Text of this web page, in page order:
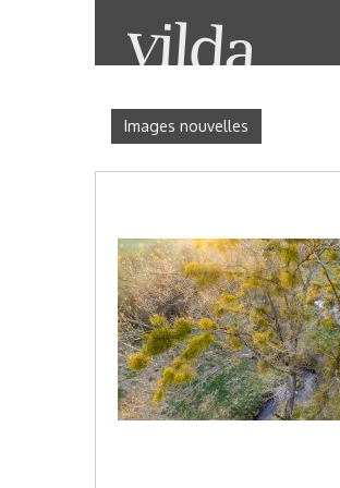
Images nouvelles